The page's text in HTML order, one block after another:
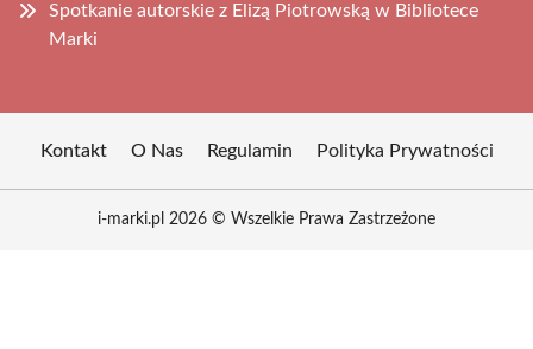
Spotkanie autorskie z Elizą Piotrowską w Bibliotece
Marki
Kontakt O Nas Regulamin Polityka Prywatności
i-marki.pl 2026 © Wszelkie Prawa Zastrzeżone